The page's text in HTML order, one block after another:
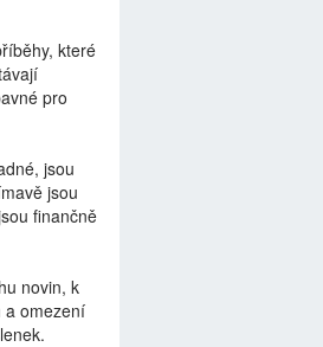
které
pro
jsou
jsou
finančně
novin, k
a omezení